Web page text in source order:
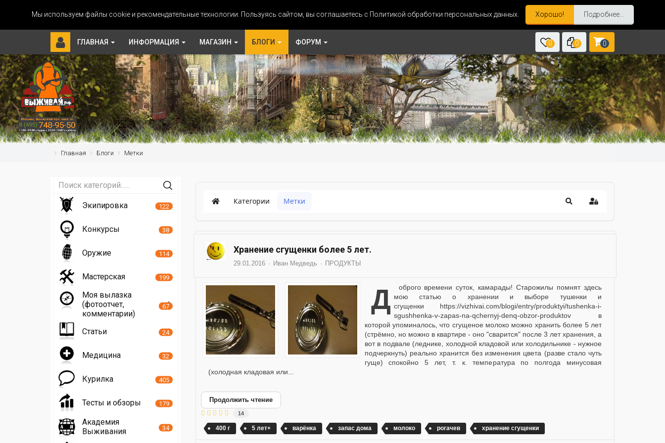
Мы используем файлы cookie и рекомендательные технологии. Пользуясь сайтом, вы соглашаетесь с Политикой обработки персональных данных. Хорошо! Подробнее...
ГЛАВНАЯ ИНФОРМАЦИЯ МАГАЗИН БЛОГИ ФОРУМ 0 0 0
Главная Блоги Метки
Категории Метки
Хранение сгущенки более 5 лет.
29.01.2016 Иван Медведь ПРОДУКТЫ
Доброго времени суток, камарады! Старожилы помнят здесь мою статью о хранении и выборе тушенки и
сгущенки https://vizhivai.com/blogi/entry/produktyi/tushenka-i-
sgushhenka-v-zapas-na-qchernyj-denq-obzor-produktov в
которой упоминалось, что сгущеное молоко можно хранить более 5 лет
(стрёмно, но можно в квартире - оно "сварится" после 3 лет хранения, а
вот в подвале (леднике, холодной кладовой или холодильнике - нужное
подчеркнуть) реально хранится без изменения цвета (разве стало чуть
гуще) спокойно 5 лет, т. к. температура по полгода минусовая
(холодная кладовая или...
Продолжить чтение
14
400 г 5 лет+ варёнка запас дома молоко рогачев хранение сгущенки
Экипировка 122
Конкурсы 38
Оружие 114
Мастерская 199
Моя вылазка
(фотоотчет,
комментарии)
67
Статьи 24
Медицина 32
Курилка 405
Тесты и обзоры 179
Академия
Выживания
34